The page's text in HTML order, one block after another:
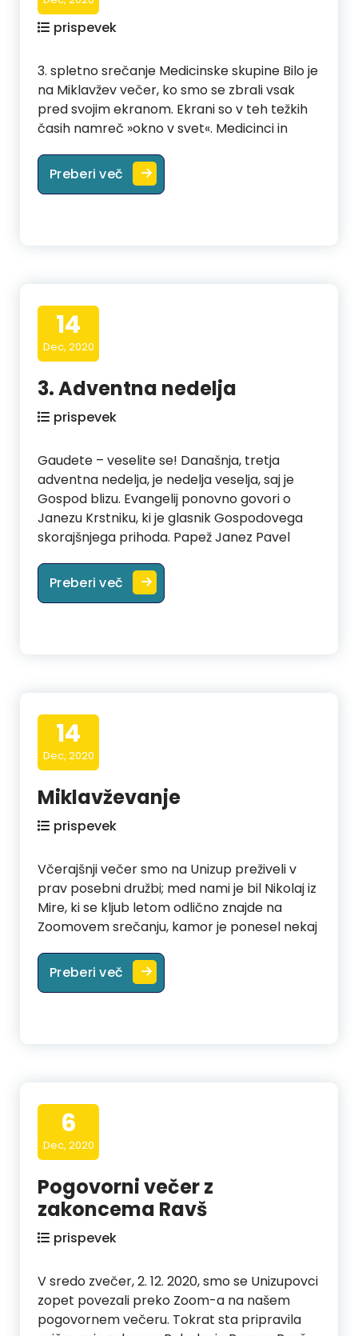
prispevek
3. spletno srečanje Medicinske skupine Bilo je
na Miklavžev večer, ko smo se zbrali vsak
pred svojim ekranom. Ekrani so v teh težkih
časih namreč »okno v svet«. Medicinci in
Preberi več
14
Dec, 2020
3. Adventna nedelja
prispevek
Gaudete – veselite se! Današnja, tretja
adventna nedelja, je nedelja veselja, saj je
Gospod blizu. Evangelij ponovno govori o
Janezu Krstniku, ki je glasnik Gospodovega
skorajšnjega prihoda. Papež Janez Pavel
Preberi več 3. Adventna nedelja
14
Dec, 2020
Miklavževanje
prispevek
Včerajšnji večer smo na Unizup preživeli v
prav posebni družbi; med nami je bil Nikolaj iz
Mire, ki se kljub letom odlično znajde na
Zoomovem srečanju, kamor je ponesel nekaj
Preberi več Miklavževanje
6
Dec, 2020
Pogovorni večer z
zakoncema Ravš
prispevek
V sredo zvečer, 2. 12. 2020, smo se Unizupovci
zopet povezali preko Zoom-a na našem
pogovornem večeru. Tokrat sta pripravila